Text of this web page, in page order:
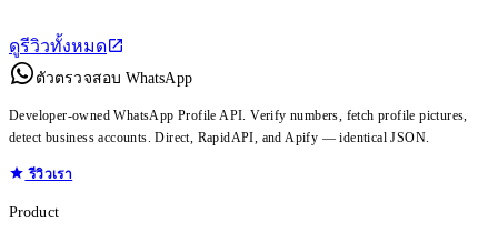
ดูรีวิวทั้งหมด
ตัวตรวจสอบ WhatsApp
Developer-owned WhatsApp Profile API. Verify numbers, fetch profile pictures,
detect business accounts. Direct, RapidAPI, and Apify — identical JSON.
รีวิวเรา
Product